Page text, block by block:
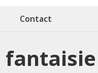
Contact
fantaisie